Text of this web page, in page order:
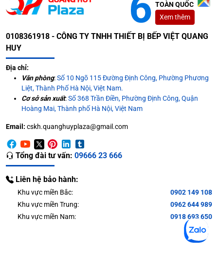
TOÀN QUỐC
Xem thêm
0108361918 - CÔNG TY TNHH THIẾT BỊ BẾP VIỆT QUANG
HUY
Địa chỉ:
Văn phòng:Số 10 Ngõ 115 Đường Định Công, Phường Phương
Liệt, Thành Phố Hà Nội, Việt Nam.
Cơ sở sản xuất:Số 368 Trần Điền, Phường Định Công, Quận
Hoàng Mai, Thành phố Hà Nội, Việt Nam
Email: cskh.quanghuyplaza@gmail.com
Tổng đài tư vấn: 09666 23 666
Liên hệ bảo hành:
Khu vực miền Bắc:
0902 149 108
Khu vực miền Trung:
0962 644 989
Khu vực miền Nam:
0918 693 650